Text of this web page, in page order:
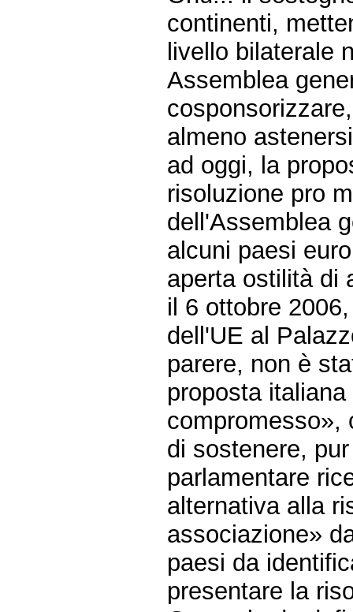
continenti,
livello bilaterale
Assemblea
almeno
ad oggi, la
risoluzione pro
dell'Assemblea
alcuni paesi
aperta ostilità di
il 6 ottobre
dell'UE al
parere, non è
proposta
compromesso»,
di sostenere,
parlamentare
alternativa alla
associazione»
paesi da
presentare la